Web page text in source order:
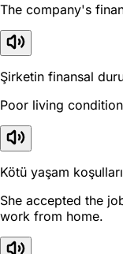
The company's
Şirketin finansal
Poor living
Kötü yaşam
She accepted the
work from home.